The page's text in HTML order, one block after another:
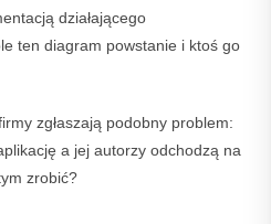
działającego
ten diagram powstanie i ktoś go
zgłaszają podobny problem:
a jej autorzy odchodzą na
zrobić?